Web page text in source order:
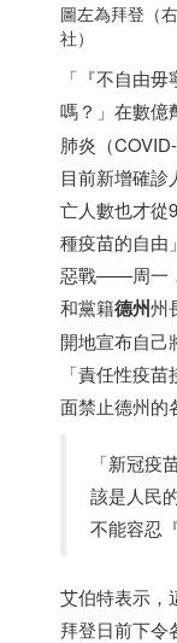
圖左為拜登（
社）
「『不自由
嗎？」在數億
肺炎（
目前新增確診
亡人數也才從
種疫苗的自由
惡戰——周一
和黨籍德州州
開地宣布自己
「責任性疫
面禁止德州的
「新冠疫
該是人民
不能容忍
艾伯特表示，
拜登日前下令